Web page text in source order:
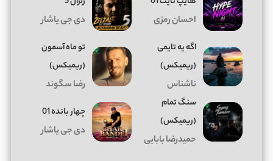
احسان رمزی دی جی یاشار
اگه یه تایمی
(ریمیکس)
ناشناس
تو ماه آسمون
(ریمیکس)
رضا سگوند
سنگ تمام
(ریمیکس)
حمیدرضا بابایی
چهار بانده 01
دی جی یاشار